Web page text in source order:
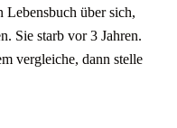
Lebensbuch über sich,
Sie starb vor 3 Jahren.
vergleiche, dann stelle